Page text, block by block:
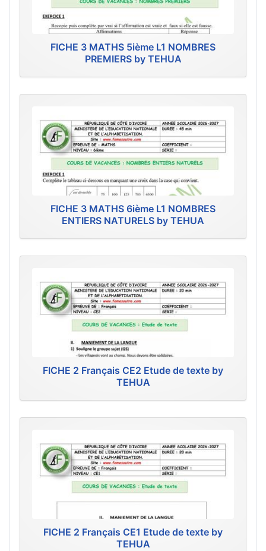
FICHE 3 MATHS 5ième L1 NOMBRES
PREMIERS by TEHUA
FICHE 3 MATHS 6ième L1 NOMBRES
ENTIERS NATURELS by TEHUA
FICHE 2 Français CE2 Etude de texte by
TEHUA
FICHE 2 Français CE1 Etude de texte by
TEHUA